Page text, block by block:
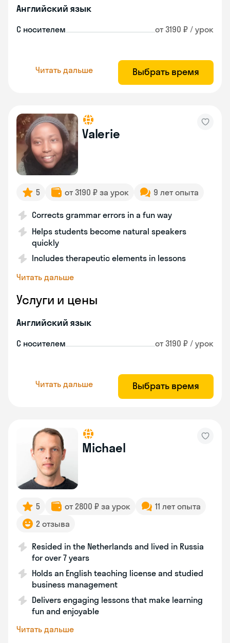
Английский язык
С носителем от 3190 ₽ / урок
Читать дальше Выбрать время
Valerie
5 от 3190 ₽ за урок 9 лет опыта
Corrects grammar errors in a fun way
Helps students become natural speakers
quickly
Includes therapeutic elements in lessons
Читать дальше
Услуги и цены
Английский язык
С носителем от 3190 ₽ / урок
Читать дальше Выбрать время
Michael
5 от 2800 ₽ за урок
11 лет опыта
2 отзыва
Resided in the Netherlands and lived in Russia
for over 7 years
Holds an English teaching license and studied
business management
Delivers engaging lessons that make learning
fun and enjoyable
Читать дальше